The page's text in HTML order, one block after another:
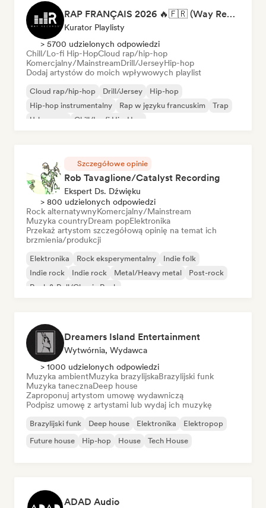
RAP FRANÇAIS 2026 🔥🇫🇷 (Way Records)
Kurator Playlisty
> 5700 udzielonych odpowiedzi
Chill/Lo-fi Hip-HopCloud rap/hip-hop
Komercjalny/MainstreamDrill/JerseyHip-hop
Dodaj artystów do moich wpływowych playlist
Cloud rap/hip-hop Drill/Jersey
Hip-hop
Hip-hop instrumentalny
Rap w języku francuskim
Trap
Urban pop
Chill/Lo-fi Hip-Hop
Szczegółowe opinie
Rob Tavaglione/Catalyst Recording
Ekspert Ds. Dźwięku
> 800 udzielonych odpowiedzi
Rock alternatywnyKomercjalny/Mainstream
Muzyka countryDream popElektronika
Przekaż artystom szczegółową opinię na temat ich
brzmienia/produkcji
Elektronika Rock eksperymentalny
Indie folk
Indie rock
Indie rock Metal/Heavy metal
Post-rock
Rock & Roll/Classic Rock
Dreamers Island Entertainment
Wytwórnia, Wydawca
> 1000 udzielonych odpowiedzi
Muzyka ambientMuzyka brazylijskaBrazylijski funk
Muzyka tanecznaDeep house
Zaproponuj artystom umowę wydawniczą
Podpisz umowę z artystami lub wydaj ich muzykę
Brazylijski funk Deep house Elektronika
Elektropop
Future house
Hip-hop House Tech House
ADAD Audio